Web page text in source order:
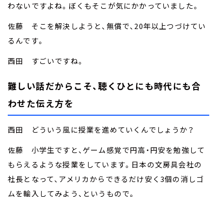
わないですよね。ぼくもそこが気にかかっていました。
佐藤 そこを解決しようと、無償で、20年以上つづけてい
るんです。
西田 すごいですね。
難しい話だからこそ、聴くひとにも時代にも合
わせた伝え方を
西田 どういう風に授業を進めていくんでしょうか？
佐藤 小学生ですと、ゲーム感覚で円高・円安を勉強して
もらえるような授業をしています。日本の文房具会社の
社長となって、アメリカからできるだけ安く3個の消しゴ
ムを輸入してみよう、というもので。